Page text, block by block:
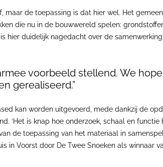
maar de toepassing is dat hier wel. Het
die nu in de bouwwereld spelen:
hier duidelijk nagedacht over de
voorbeeld stellend. We
gerealiseerd.”
kan worden uitgevoerd, mede dankzij de
‘Het is knap hoe onderzoek, schaal en
de toepassing van het materiaal in
in Voorst door De Twee Snoeken als winnaar